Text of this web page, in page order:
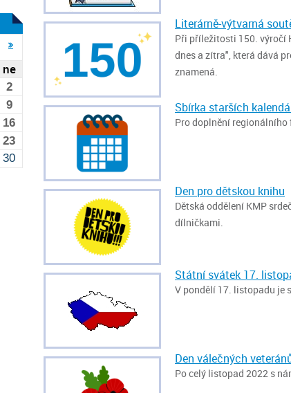
Literárně-výtvarná
Při příležitosti 150. výročí
dnes a zítra", která dává
znamená.
Sbírka starších
Pro doplnění
Den pro dětskou knihu
Dětská oddělení KMP
dílničkami.
Státní svátek 17.
V pondělí 17. listopadu je
Den válečných
Po celý listopad 2022 s
ne
2
9
16
23
30